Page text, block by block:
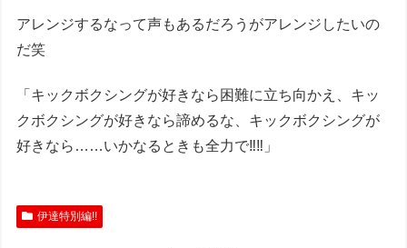
アレンジするなって声もあるだろうがアレンジしたいの
だ笑
「キックボクシングが好きなら困難に立ち向かえ、キッ
クボクシングが好きなら諦めるな、キックボクシングが
好きなら……いかなるときも全力で‼︎‼︎」
伊達特別編!!